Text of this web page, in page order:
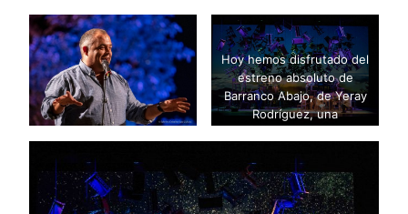
Hoy hemos disfrutado del
estreno absoluto de
Barranco Abajo, de Yeray
Rodríguez, una
música popular y en la
que han participado
músicos, cantadores y